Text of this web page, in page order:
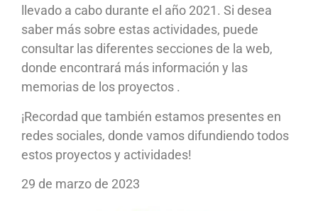
llevado a cabo durante el año 2021. Si desea
saber más sobre estas actividades, puede
consultar las diferentes secciones de la web,
donde encontrará más información y las
memorias de los proyectos .
¡Recordad que también estamos presentes en
redes sociales, donde vamos difundiendo todos
estos proyectos y actividades!
29 de marzo de 2023